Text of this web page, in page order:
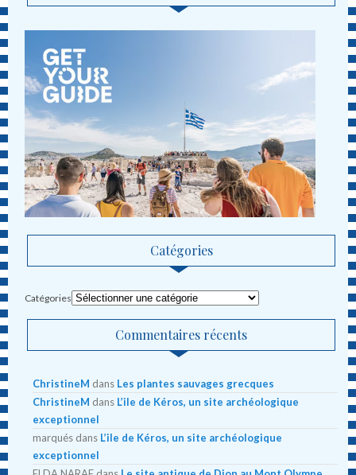
Catégories
Catégories
Commentaires récents
ChristineM dans Les plantes sauvages grecques
ChristineM dans L’ile de Kéros, un site archéologique
exceptionnel
marqués dans L’ile de Kéros, un site archéologique
exceptionnel